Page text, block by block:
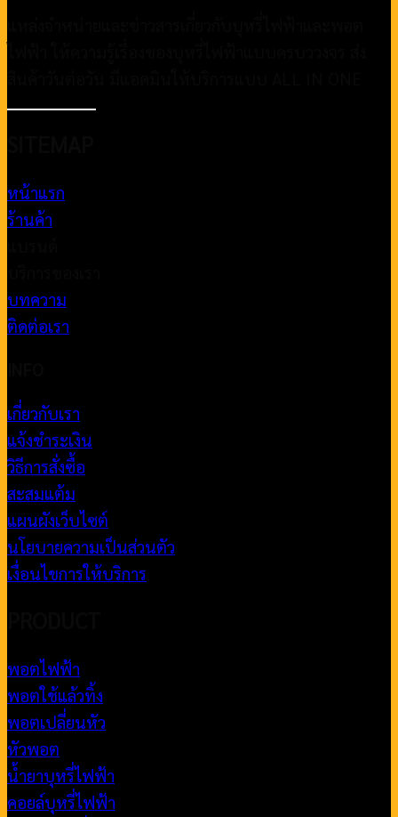
หน้าแรก
ร้านค้า
บทความ
ติดต่อเรา
เกี่ยวกับเรา
แจ้งชำระเงิน
วิธีการสั่งซื้อ
สะสมแต้ม
แผนผังเว็บไซต์
นโยบายความเป็นส่วนตัว
เงื่อนไขการให้บริการ
พอตไฟฟ้า
พอตใช้แล้วทิ้ง
พอตเปลี่ยนหัว
หัวพอต
น้ำยาบุหรี่ไฟฟ้า
คอยล์บุหรี่ไฟฟ้า